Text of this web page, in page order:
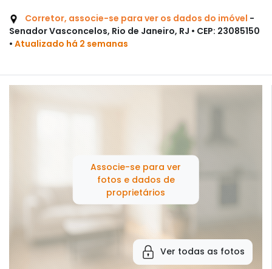
Corretor, associe-se para ver os dados do imóvel -
Senador Vasconcelos, Rio de Janeiro, RJ • CEP: 23085150
• Atualizado há 2 semanas
Associe-se para ver
fotos e dados de
proprietários
Ver todas as fotos